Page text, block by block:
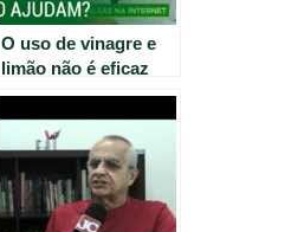
O uso de vinagre e
limão não é eficaz
contra o Coronavírus
– Saiba mais